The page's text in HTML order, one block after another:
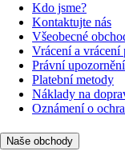
Kdo jsme?
Kontaktujte nás
Všeobecné
Vrácení a vrácení
Právní upozornění
Platební metody
Náklady na
Oznámení o
Naše obchody